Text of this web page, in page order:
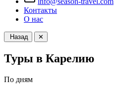
Контакты
О нас
Назад ✕
Туры в Карелию
По дням